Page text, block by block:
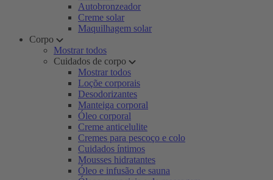
Autobronzeador
Creme solar
Maquilhagem solar
Corpo
Mostrar todos
Cuidados de corpo
Mostrar todos
Loçõe corporais
Desodorizantes
Manteiga corporal
Óleo corporal
Creme anticelulite
Cremes para pescoço e colo
Cuidados íntimos
Mousses hidratantes
Óleo e infusão de sauna